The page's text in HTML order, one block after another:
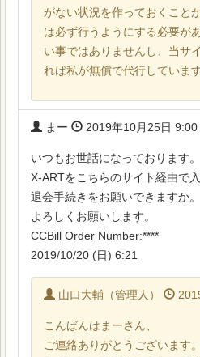
がない状況を作っておくこと
は必ず行うようにする必要が
い事ではありませんし、当サ
れば私が無償で代行しています
まー 2019年10月25日 9:00
いつもお世話になっております。
X-ARTをこちらのサイト経由で入
退会手続きをお願いできますか。
よろしくお願いします。
CCBill Order Number:****
2019/10/20 (日) 6:21
山口大輔（管理人）
こんばんはまーさん、
ご連絡ありがとうございます